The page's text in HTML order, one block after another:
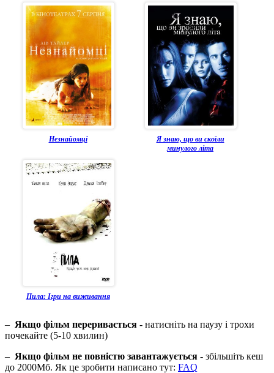
Незнайомці
Я знаю, що ви скоїли
минулого літа
Пила: Ігри на виживання
– Якщо фільм переривається - натисніть на паузу і трохи
почекайте (5-10 хвилин)
– Якщо фільм не повністю завантажується - збільшіть кеш
до 2000Мб. Як це зробити написано тут: FAQ